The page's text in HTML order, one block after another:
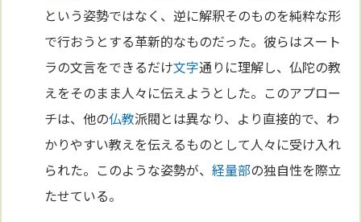
という姿勢ではなく、逆に解釈そのものを純粋な形
で行おうとする革新的なものだった。彼らはスート
ラの文言をできるだけ文字通りに理解し、仏陀の教
えをそのまま人々に伝えようとした。このアプロー
チは、他の仏教派閥とは異なり、より直接的で、わ
かりやすい教えを伝えるものとして人々に受け入れ
られた。このような姿勢が、経量部の独自性を際立
たせている。